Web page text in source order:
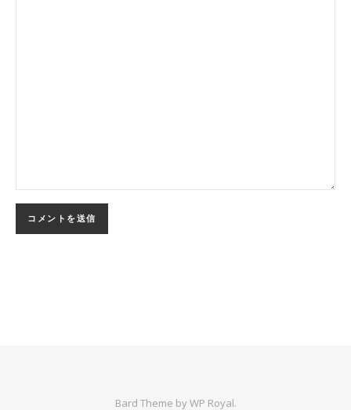
Bard Theme byWP Royal.